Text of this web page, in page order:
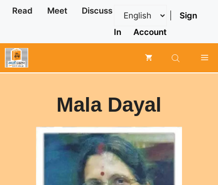
Skip
Read Meet Discuss
Sign
In
Account
Mala Dayal